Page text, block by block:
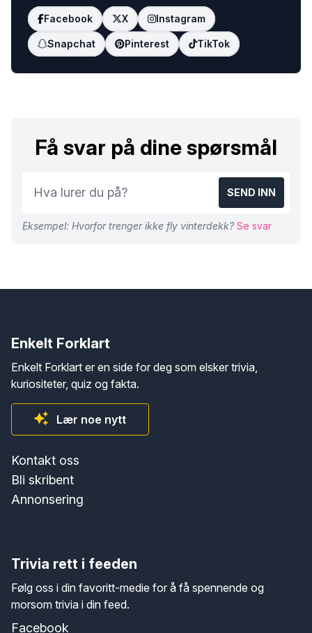
Facebook X Instagram
Snapchat Pinterest TikTok
Få svar på dine spørsmål
SEND INN
Eksempel: Hvorfor trenger ikke fly vinterdekk? Se svar
Enkelt Forklart
Enkelt Forklart er en side for deg som elsker trivia,
kuriositeter, quiz og fakta.
Lær noe nytt
Kontakt oss
Bli skribent
Annonsering
Trivia rett i feeden
Følg oss i din favoritt-medie for å få spennende og
morsom trivia i din feed.
Facebook